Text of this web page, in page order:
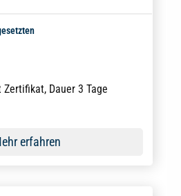
Zertifikat, Dauer 3 Tage
erfahren